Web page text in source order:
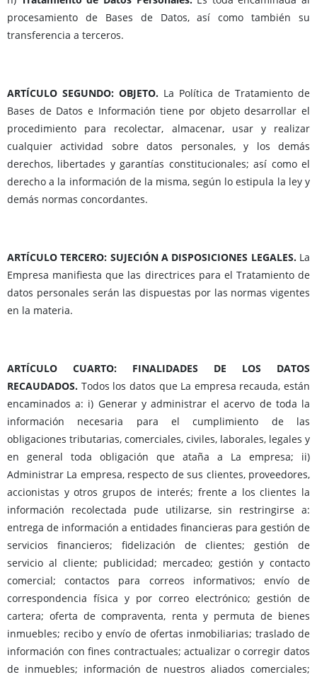
procesamiento de Bases de Datos, así como también su
transferencia a terceros.
ARTÍCULO SEGUNDO: OBJETO. La Política de Tratamiento de
Bases de Datos e Información tiene por objeto desarrollar el
procedimiento para recolectar, almacenar, usar y realizar
cualquier actividad sobre datos personales, y los demás
derechos, libertades y garantías constitucionales; así como el
derecho a la información de la misma, según lo estipula la ley y
demás normas concordantes.
ARTÍCULO TERCERO: SUJECIÓN A DISPOSICIONES LEGALES. La
Empresa manifiesta que las directrices para el Tratamiento de
datos personales serán las dispuestas por las normas vigentes
en la materia.
ARTÍCULO CUARTO: FINALIDADES DE LOS DATOS
RECAUDADOS. Todos los datos que La empresa recauda, están
encaminados a: i) Generar y administrar el acervo de toda la
información necesaria para el cumplimiento de las
obligaciones tributarias, comerciales, civiles, laborales, legales y
en general toda obligación que ataña a La empresa; ii)
Administrar La empresa, respecto de sus clientes, proveedores,
accionistas y otros grupos de interés; frente a los clientes la
información recolectada pude utilizarse, sin restringirse a:
entrega de información a entidades financieras para gestión de
servicios financieros; fidelización de clientes; gestión de
servicio al cliente; publicidad; mercadeo; gestión y contacto
comercial; contactos para correos informativos; envío de
correspondencia física y por correo electrónico; gestión de
cartera; oferta de compraventa, renta y permuta de bienes
inmuebles; recibo y envío de ofertas inmobiliarias; traslado de
información con fines contractuales; actualizar o corregir datos
de inmuebles; información de nuestros aliados comerciales;